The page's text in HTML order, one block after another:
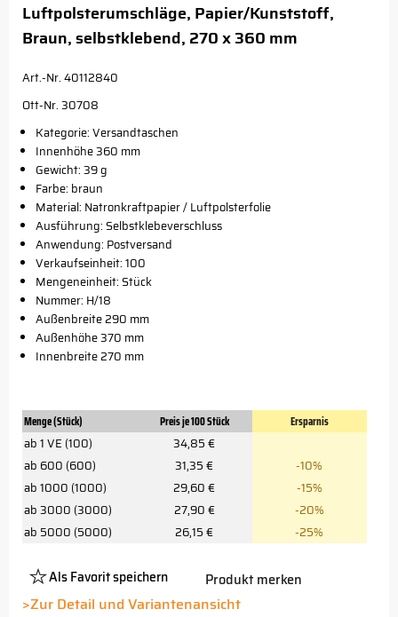
Luftpolsterumschläge, Papier/Kunststoff,
Braun, selbstklebend, 270 x 360 mm
Art.-Nr. 40112840
Ott-Nr. 30708
Kategorie: Versandtaschen
Innenhöhe 360 mm
Gewicht: 39 g
Farbe: braun
Material: Natronkraftpapier / Luftpolsterfolie
Ausführung: Selbstklebeverschluss
Anwendung: Postversand
Verkaufseinheit: 100
Mengeneinheit: Stück
Nummer: H/18
Außenbreite 290 mm
Außenhöhe 370 mm
Innenbreite 270 mm
Menge (Stück) Preis je 100 Stück
Ersparnis
ab 1 VE (100)
34,85 €
ab 600 (600)
31,35 €
-10%
ab 1000 (1000)
29,60 €
-15%
ab 3000 (3000)
27,90 €
-20%
ab 5000 (5000)
26,15 € -25%
Als Favorit speichern
Platzhalter
Button
Produkt merken
>Zur Detail und Variantenansicht